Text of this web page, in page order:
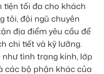
tiện tối đa cho khách
tôi, đội ngũ chuyên
địa điểm yêu cầu để
chi tiết và kỹ lưỡng.
tình trạng kính, lớp
các bộ phận khác của